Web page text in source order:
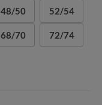
48/50 52/54
68/70 72/74